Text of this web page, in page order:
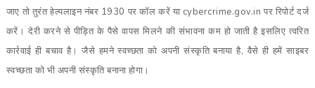
जाए तो तुरंत हेल्पलाइन नंबर 1930 पर कॉल करें या cybercrime.gov.in पर रिपोर्ट दर्ज
करें। देरी करने से पीड़ित के पैसे वापस मिलने की संभावना कम हो जाती है इसलिए त्वरित
कार्रवाई ही बचाव है। जैसे हमने स्वच्छता को अपनी संस्कृति बनाया है, वैसे ही हमें साइबर
स्वच्छता को भी अपनी संस्कृति बनाना होगा।